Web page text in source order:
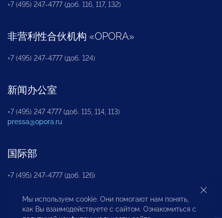
+7 (495) 247-4777 (доб. 116, 117, 132)
非营利性合伙机构 «OPORA»
+7 (495) 247-4777 (доб. 124)
新闻办公室
+7 (495) 247 4777 (доб. 115, 114, 113)
pressa@opora.ru
国际部
+7 (495) 247-4777 (доб. 126)
商投权益保护部
Мы используем cookie. Они помогают нам понять,
как Вы взаимодействуете с сайтом. Ознакомиться с